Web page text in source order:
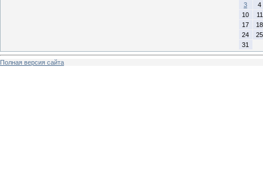
3
4
10
11
17
18
24
25
31
Полная версия сайта